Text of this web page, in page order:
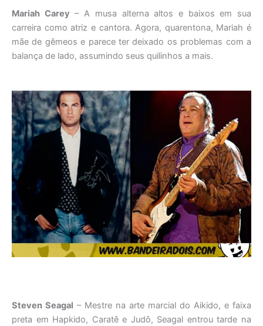
Mariah Carey – A musa alterna altos e baixos em sua
carreira como atriz e cantora. Agora, quarentona, Mariah é
mãe de gêmeos e parece ter deixado os problemas com a
balança de lado, assumindo seus quilinhos a mais.
Steven Seagal – Mestre na arte marcial do Aikido, e faixa
preta em Hapkido, Caratê e Judô, Seagal entrou tarde na